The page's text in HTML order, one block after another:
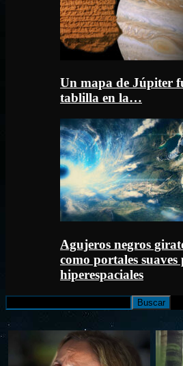
Un mapa de Júpiter
tablilla en la…
Agujeros negros
como portales
hiperespaciales